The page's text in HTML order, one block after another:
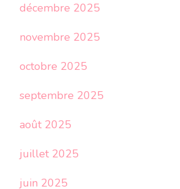
décembre 2025
novembre 2025
octobre 2025
septembre 2025
août 2025
juillet 2025
juin 2025